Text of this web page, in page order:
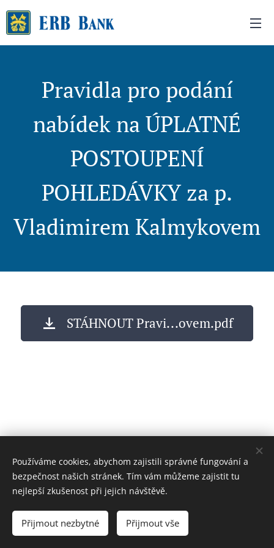
Pravidla pro podání
nabídek na ÚPLATNÉ
POSTOUPENÍ
POHLEDÁVKY za p.
Vladimirem Kalmykovem
STÁHNOUT Pravi...ovem.pdf
Cookies
Používáme cookies, abychom zajistili správné fungování a
bezpečnost našich stránek. Tím vám můžeme zajistit tu
nejlepší zkušenost při jejich návštěvě.
Přijmout nezbytné Přijmout vše